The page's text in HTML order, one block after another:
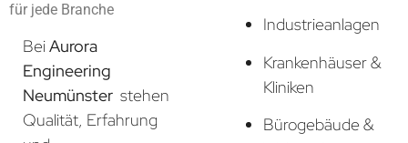
für jede Branche
BeiAurora
Engineering
Neumünster stehen
Qualität, Erfahrung
Industrieanlagen
Krankenhäuser &
Kliniken
Bürogebäude &